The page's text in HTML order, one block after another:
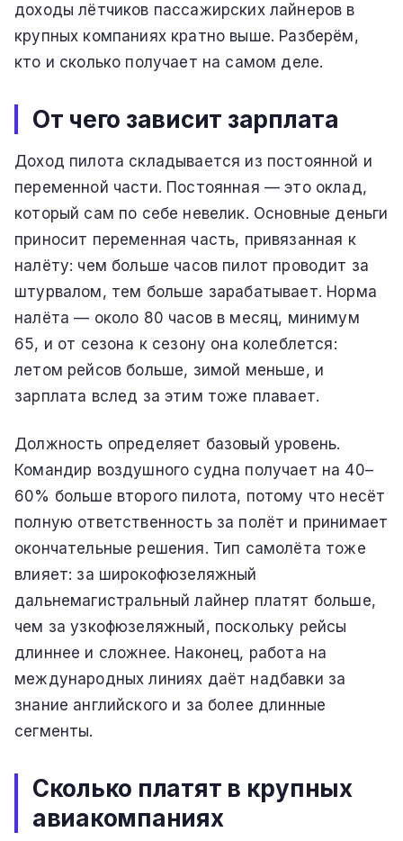
доходы лётчиков пассажирских лайнеров в
крупных компаниях кратно выше. Разберём,
кто и сколько получает на самом деле.
От чего зависит зарплата
Доход пилота складывается из постоянной и
переменной части. Постоянная — это оклад,
который сам по себе невелик. Основные деньги
приносит переменная часть, привязанная к
налёту: чем больше часов пилот проводит за
штурвалом, тем больше зарабатывает. Норма
налёта — около 80 часов в месяц, минимум
65, и от сезона к сезону она колеблется:
летом рейсов больше, зимой меньше, и
зарплата вслед за этим тоже плавает.
Должность определяет базовый уровень.
Командир воздушного судна получает на 40–
60% больше второго пилота, потому что несёт
полную ответственность за полёт и принимает
окончательные решения. Тип самолёта тоже
влияет: за широкофюзеляжный
дальнемагистральный лайнер платят больше,
чем за узкофюзеляжный, поскольку рейсы
длиннее и сложнее. Наконец, работа на
международных линиях даёт надбавки за
знание английского и за более длинные
сегменты.
Сколько платят в крупных
авиакомпаниях